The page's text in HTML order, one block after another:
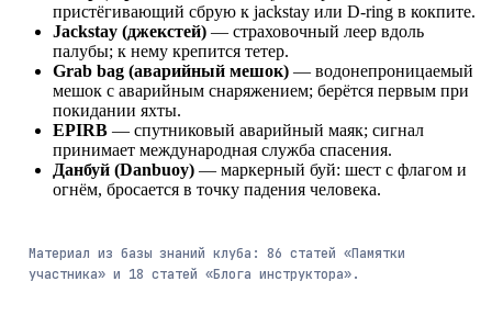
пристёгивающий сбрую к jackstay или D-ring в кокпите.
Jackstay (джекстей) — страховочный леер вдоль
палубы; к нему крепится тетер.
Grab bag (аварийный мешок) — водонепроницаемый
мешок с аварийным снаряжением; берётся первым при
покидании яхты.
EPIRB — спутниковый аварийный маяк; сигнал
принимает международная служба спасения.
Данбуй (Danbuoy) — маркерный буй: шест с флагом и
огнём, бросается в точку падения человека.
Материал из базы знаний клуба: 86 статей «Памятки
участника» и 18 статей «Блога инструктора».